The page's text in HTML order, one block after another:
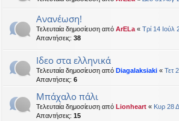
Ανανέωση!
Τελευταία δημοσίευση από ArELa « Τρί 14 Ιούλ
Απαντήσεις: 38
Ιδεο στα ελληνικά
Τελευταία δημοσίευση από Diagalaksiaki « Τετ
Απαντήσεις: 6
Mπάχαλο πάλι
Τελευταία δημοσίευση από Lionheart « Κυρ 28
Απαντήσεις: 15